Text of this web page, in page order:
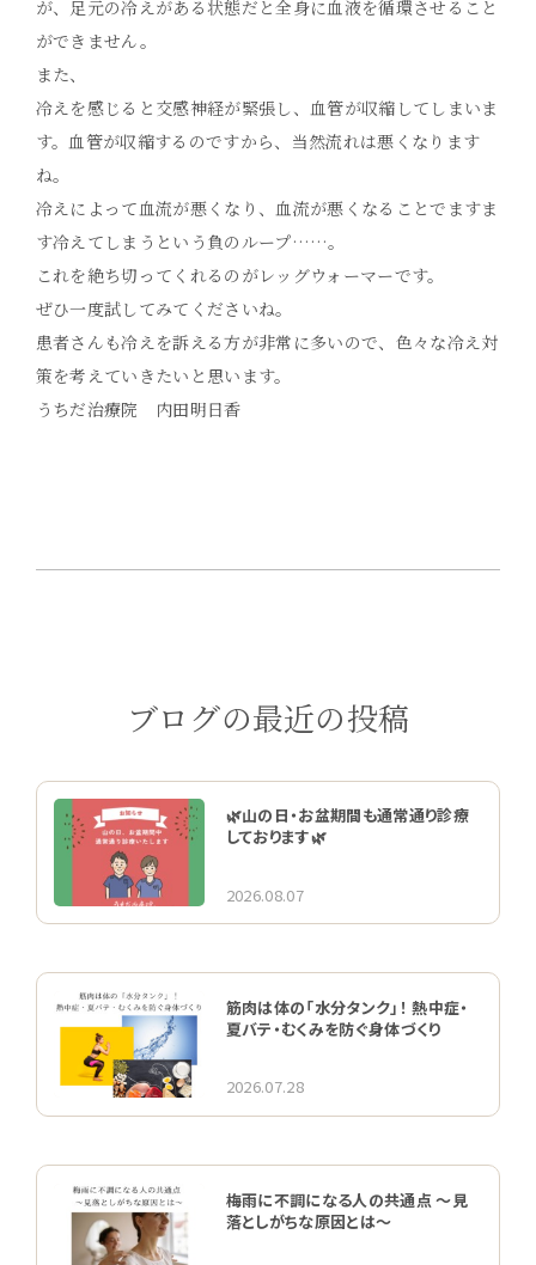
が、足元の冷えがある状態だと全身に血液を循環させること
ができません。
また、
冷えを感じると交感神経が緊張し、血管が収縮してしまいま
す。血管が収縮するのですから、当然流れは悪くなります
ね。
冷えによって血流が悪くなり、血流が悪くなることでますま
す冷えてしまうという負のループ……。
これを絶ち切ってくれるのがレッグウォーマーです。
ぜひ一度試してみてくださいね。
患者さんも冷えを訴える方が非常に多いので、色々な冷え対
策を考えていきたいと思います。
うちだ治療院 内田明日香
ブログの最近の投稿
🌿山の日・お盆期間も通常通り診療
しております🌿
2026.08.07
筋肉は体の「水分タンク」！ 熱中症・
夏バテ・むくみを防ぐ身体づくり
2026.07.28
梅雨に不調になる人の共通点 〜見
落としがちな原因とは〜